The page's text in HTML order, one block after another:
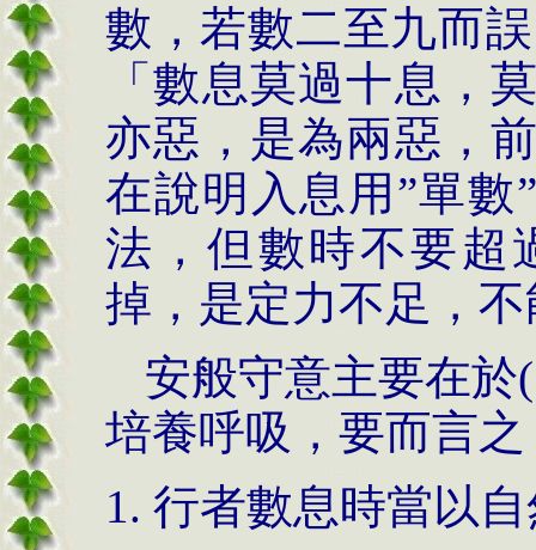
數，若數二至九而
「數息莫過十息，
亦惡，是為兩惡，
在說明入息用 ”單數”
法，但數時不要超
掉，是定力不足，
安般守意主要在於
培養呼吸，要而言
行者數息時當以